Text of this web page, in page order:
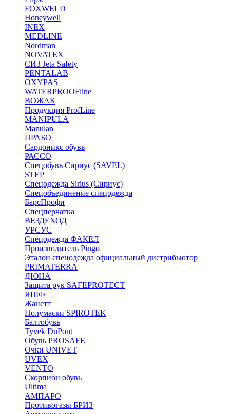
FOXWELD
Honeywell
INEX
MEDLINE
Nordman
NOVATEX
СИЗ Jeta Safety
PENTALAB
OXYPAS
WATERPROOFline
ВОЖАК
Продукция ProfLine
MANIPULA
Manulan
ПРАБО
Сардоникс обувь
РАССО
Спецобувь Сириус (SAVEL)
STEP
Спецодежда Sirius (Сириус)
Спецобъединение спецодежда
БарсПрофи
Спецперчатка
ВЕЗДЕХОД
УРСУС
Спецодежда ФАКЕЛ
Производитель Pingo
Эталон спецодежда официальный дистрибьютор
PRIMATERRA
ДЮНА
Защита рук SAFEPROTECT
ЯШФ
Жанетт
Полумаски SPIROTEK
Балтобувь
Tyvek DuPont
Обувь PROSAFE
Очки UNIVET
UVEX
VENTO
Скорпион обувь
Ultima
АМПАРО
Противогазы БРИЗ